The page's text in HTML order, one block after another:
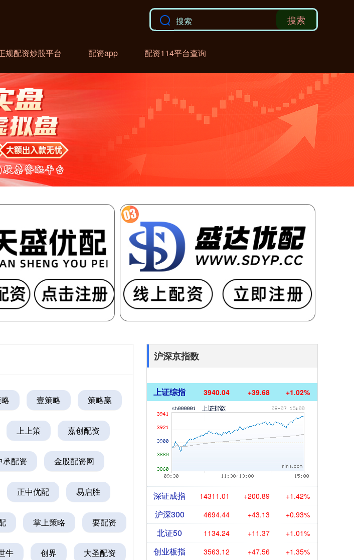
搜索
规配资炒股平台 配资app 配资114平台查询
壹策略 策略赢
上上策 嘉创配资
承配资 金股配资网
正中优配 易启胜
掌上策略 要配资
牛 创界 大圣配资
沪深京指数
上证综指 3940.04 +39.68 +1.02%
深证成指 14311.01 +200.89 +1.42%
沪深300 4694.44 +43.13 +0.93%
北证50 1134.24 +11.37 +1.01%
创业板指 3563.12 +47.56 +1.35%